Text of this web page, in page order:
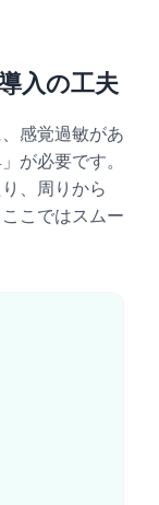
入の工夫
感覚過敏があ
が必要です。
、周りから
こではスムー